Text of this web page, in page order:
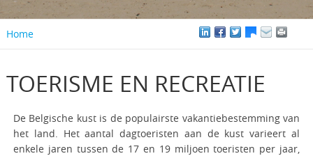
Home
TOERISME EN RECREATIE
De Belgische kust is de populairste vakantiebestemming van
het land. Het aantal dagtoeristen aan de kust varieert al
enkele jaren tussen de 17 en 19 miljoen toeristen per jaar,